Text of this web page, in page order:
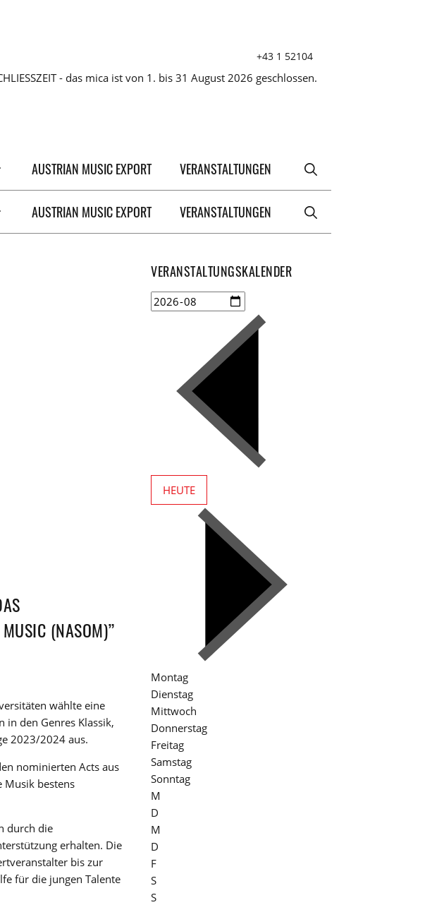
+43 1 52104
- das mica ist von 1. bis 31 August 2026 geschlossen.
AUSTRIAN MUSIC EXPORT VERANSTALTUNGEN
AUSTRIAN MUSIC EXPORT VERANSTALTUNGEN
(NASOM)”
wählte eine
den Genres Klassik,
2023/2024 aus.
nominierten Acts aus
Musik bestens
durch die
erhalten. Die
bis zur
für die jungen Talente
VERANSTALTUNGSKALENDER
HEUTE
Montag
Dienstag
Mittwoch
Donnerstag
Freitag
Samstag
Sonntag
M
D
M
D
F
S
S